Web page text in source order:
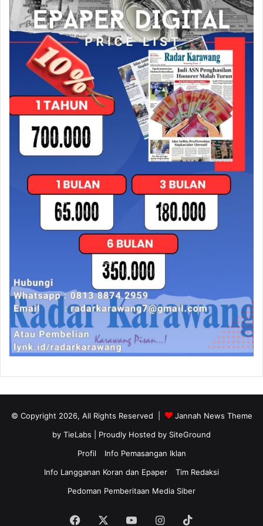
© Copyright 2026, All Rights Reserved |
Jannah News Theme
by TieLabs | Proudly Hosted by SiteGround
Profil
Info Pemasangan Iklan
Info Langganan Koran dan Epaper
Tim Redaksi
Pedoman Pemberitaan Media Siber
Facebook YouTubeInstagram